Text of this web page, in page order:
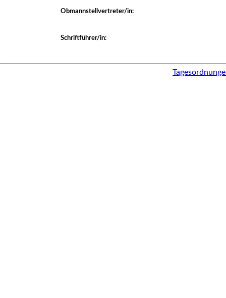
Obmannstellvertreter/in:
Schriftführer/in: